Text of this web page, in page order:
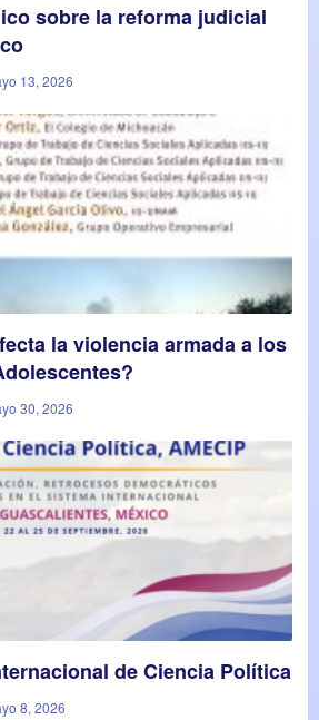
sobre la reforma judicial
13, 2026
la violencia armada a los
30, 2026
de Ciencia Política
8, 2026